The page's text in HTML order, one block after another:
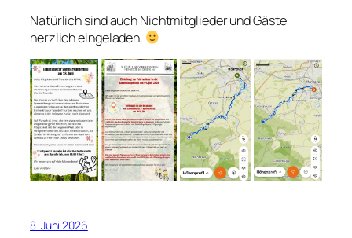
Natürlich sind auch Nichtmitglieder und Gäste
herzlich eingeladen.
8. Juni 2026